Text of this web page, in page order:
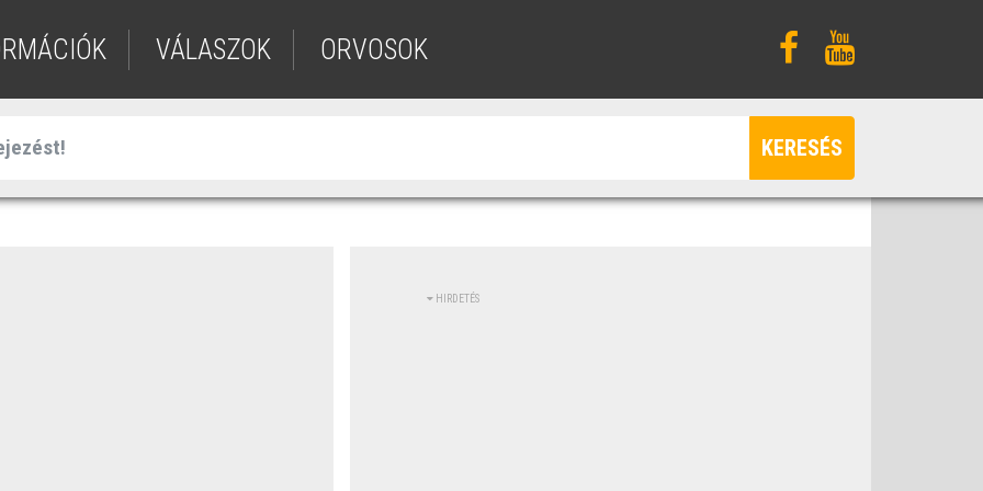
VÁLASZOK ORVOSOK
KERESÉS
HIRDETÉS